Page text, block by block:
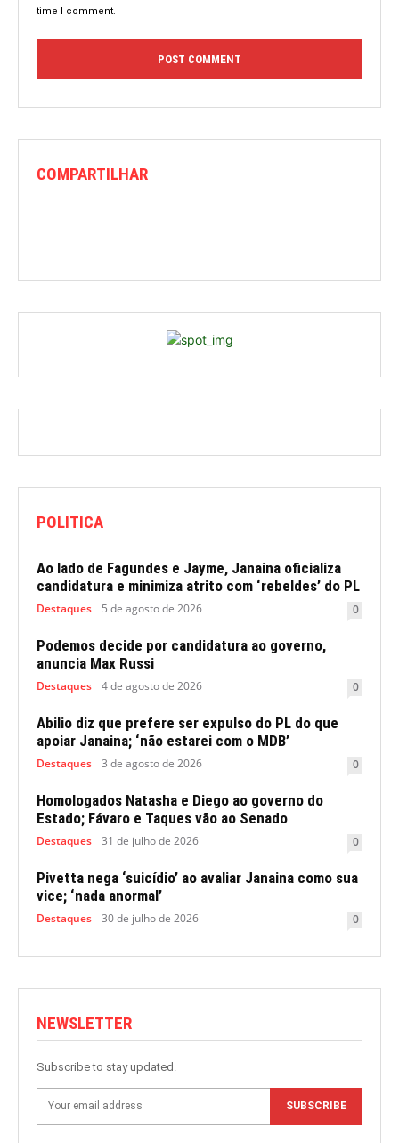
time I comment.
COMPARTILHAR
POLITICA
Ao lado de Fagundes e Jayme, Janaina oficializa
candidatura e minimiza atrito com ‘rebeldes’ do PL
Destaques 5 de agosto de 2026 0
Podemos decide por candidatura ao governo,
anuncia Max Russi
Destaques 4 de agosto de 2026 0
Abilio diz que prefere ser expulso do PL do que
apoiar Janaina; ‘não estarei com o MDB’
Destaques 3 de agosto de 2026 0
Homologados Natasha e Diego ao governo do
Estado; Fávaro e Taques vão ao Senado
Destaques 31 de julho de 2026 0
Pivetta nega ‘suicídio’ ao avaliar Janaina como sua
vice; ‘nada anormal’
Destaques 30 de julho de 2026 0
NEWSLETTER
Subscribe to stay updated.
SUBSCRIBE